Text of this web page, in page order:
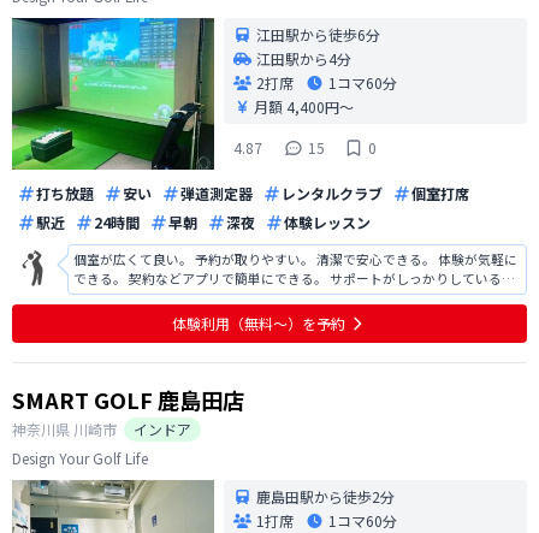
江田駅から徒歩6分
江田駅から4分
2打席
1コマ60分
月額 4,400円〜
4.87
15 0
打ち放題 安い 弾道測定器 レンタルクラブ
個室打席
駅近
24時間 早朝 深夜 体験レッスン
個室が広くて良い。 予約が取りやすい。 清潔で安心できる。 体験が気軽に
できる。 契約などアプリで簡単にできる。 サポートがしっかりしている。
ボール集めが手動で大変。 ティーの差し替えが大変。
体験利用（無料〜）を予約
SMART GOLF 鹿島田店
神奈川県 川崎市
インドア
Design Your Golf Life
鹿島田駅から徒歩2分
1打席
1コマ60分